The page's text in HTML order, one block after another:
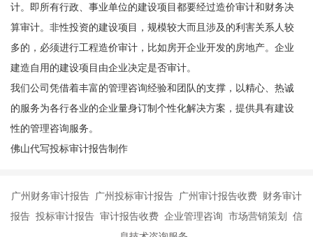
计。即所有行政、事业单位的建设项目都要经过造价审计和财务决
算审计。非性投资的建设项目，规模较大而且涉及的利害关系人较
多的，必须进行工程造价审计，比如房开企业开发的房地产。企业
建造自用的建设项目由企业决定是否审计。
我们公司凭借着丰富的管理咨询经验和团队的支撑，以精心、热诚
的服务为各行各业的企业量身订制个性化解决方案，提供具有建设
性的管理咨询服务。
佛山代写投标审计报告制作
广州财务审计报告 广州投标审计报告 广州审计报告收费 财务审计
报告 投标审计报告 审计报告收费 企业管理咨询 市场营销策划 信